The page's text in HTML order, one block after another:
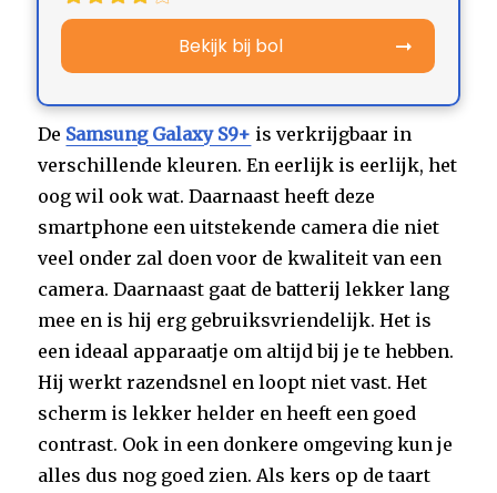
Bekijk bij bol
De Samsung Galaxy S9+ is verkrijgbaar in
verschillende kleuren. En eerlijk is eerlijk, het
oog wil ook wat. Daarnaast heeft deze
smartphone een uitstekende camera die niet
veel onder zal doen voor de kwaliteit van een
camera. Daarnaast gaat de batterij lekker lang
mee en is hij erg gebruiksvriendelijk. Het is
een ideaal apparaatje om altijd bij je te hebben.
Hij werkt razendsnel en loopt niet vast. Het
scherm is lekker helder en heeft een goed
contrast. Ook in een donkere omgeving kun je
alles dus nog goed zien. Als kers op de taart